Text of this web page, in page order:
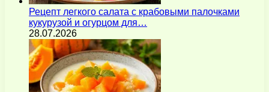
Рецепт легкого салата с крабовыми палочками
кукурузой и огурцом для…
28.07.2026